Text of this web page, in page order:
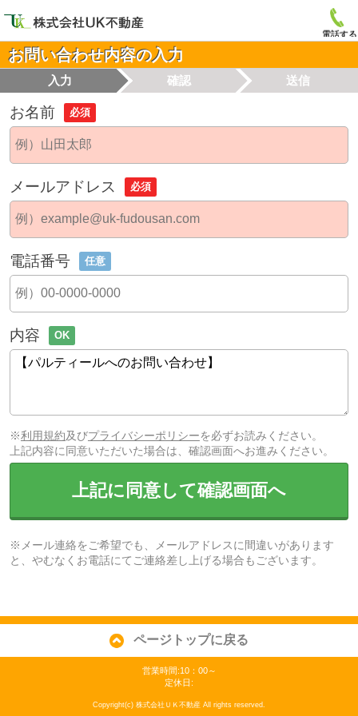
電話する
お問い合わせ内容の入力
入力 確認 送信
お名前 必須
メールアドレス 必須
電話番号 任意
内容 OK
※利用規約及びプライバシーポリシーを必ずお読みください。
上記内容に同意いただいた場合は、確認画面へお進みください。
上記に同意して確認画面へ
※メール連絡をご希望でも、メールアドレスに間違いがあります
と、やむなくお電話にてご連絡差し上げる場合もございます。
ページトップに戻る
営業時間:10：00～
定休日:
Copyright(c) 株式会社ＵＫ不動産 All rights reserved.